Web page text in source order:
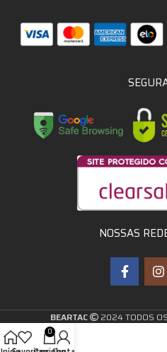
NOSSAS
BEARTAC 2024 TODOS OS
0